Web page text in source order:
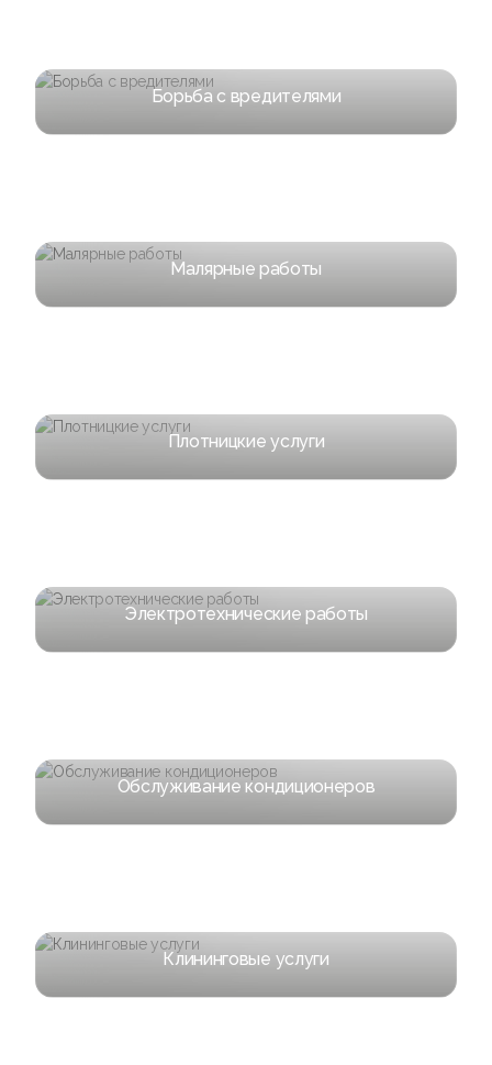
Борьба с вредителями
Малярные работы
Плотницкие услуги
Электротехнические работы
Обслуживание кондиционеров
Клининговые услуги